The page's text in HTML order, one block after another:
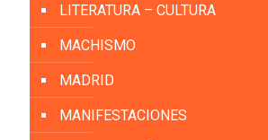
LITERATURA – CULTURA
MACHISMO
MADRID
MANIFESTACIONES